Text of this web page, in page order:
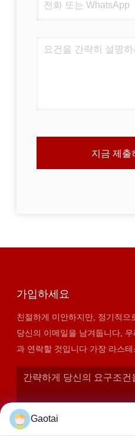
지금 제출
가입하세요
친절하게 미안하지만, 정기적으
당신의 이메일을 남겨둡니다,
과 연락할 것입니
Gaotai